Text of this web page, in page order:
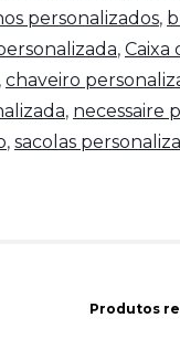
personalizados,
, Caixa
, chaveiro
, necessaire
, sacolas
Produtos